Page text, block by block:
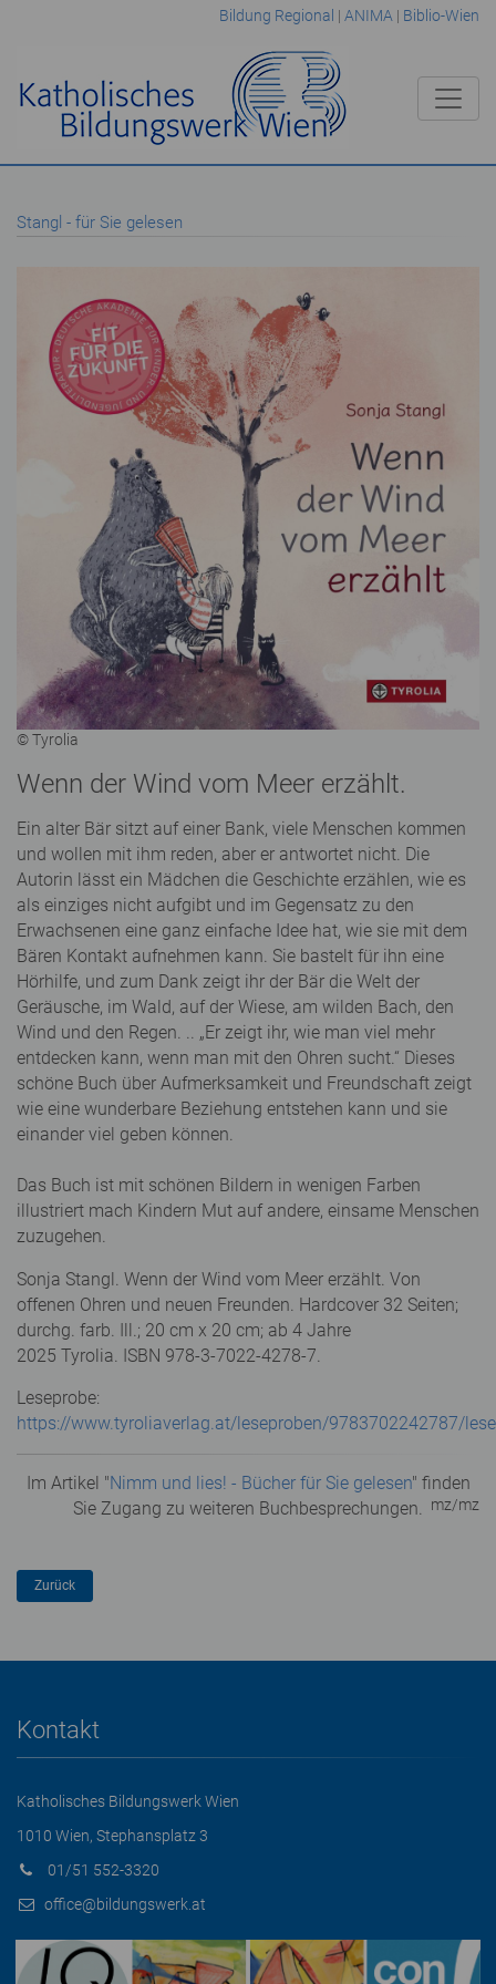
Bildung Regional | ANIMA | Biblio-Wien
Stangl - für Sie gelesen
© Tyrolia
Wenn der Wind vom Meer erzählt.
Ein alter Bär sitzt auf einer Bank, viele Menschen kommen
und wollen mit ihm reden, aber er antwortet nicht. Die
Autorin lässt ein Mädchen die Geschichte erzählen, wie es
als einziges nicht aufgibt und im Gegensatz zu den
Erwachsenen eine ganz einfache Idee hat, wie sie mit dem
Bären Kontakt aufnehmen kann. Sie bastelt für ihn eine
Hörhilfe, und zum Dank zeigt ihr der Bär die Welt der
Geräusche, im Wald, auf der Wiese, am wilden Bach, den
Wind und den Regen. .. „Er zeigt ihr, wie man viel mehr
entdecken kann, wenn man mit den Ohren sucht.“ Dieses
schöne Buch über Aufmerksamkeit und Freundschaft zeigt
wie eine wunderbare Beziehung entstehen kann und sie
einander viel geben können.
Das Buch ist mit schönen Bildern in wenigen Farben
illustriert mach Kindern Mut auf andere, einsame Menschen
zuzugehen.
Sonja Stangl. Wenn der Wind vom Meer erzählt. Von
offenen Ohren und neuen Freunden. Hardcover 32 Seiten;
durchg. farb. Ill.; 20 cm x 20 cm; ab 4 Jahre
2025 Tyrolia. ISBN 978-3-7022-4278-7.
Leseprobe:
https://www.tyroliaverlag.at/leseproben/9783702242787/
Im Artikel "Nimm und lies! - Bücher für Sie gelesen" finden
Sie Zugang zu weiteren Buchbesprechungen. mz/mz
Kontakt
Katholisches Bildungswerk Wien
1010 Wien, Stephansplatz 3
01/51 552-3320
office@bildungswerk.at